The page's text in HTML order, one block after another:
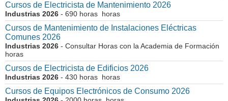
Cursos de Electricista de Mantenimiento 2026
Industrias 2026 - 690 horas horas
Cursos de Mantenimiento de Instalaciones Eléctricas
Comunes 2026
Industrias 2026 - Consultar Horas con la Academia de Formación
horas
Cursos de Electricista de Edificios 2026
Industrias 2026 - 430 horas horas
Cursos de Equipos Electrónicos de Consumo 2026